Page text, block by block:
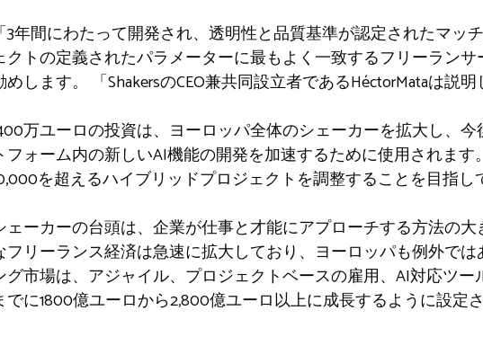
「3年間にわたって開発され、透明性と品質基準が認定されたマ
クトの定義されたパラメーターに最もよく一致するフリーラン
めします。
「ShakersのCEO兼共同設立者であるHéctorMataは説明
万ユーロの投資は、ヨーロッパ全体のシェーカーを拡大し、
フォーム内の新しいAI機能の開発を加速するために使用されま
を超えるハイブリッドプロジェクトを調整することを目指し
ェーカーの台頭は、企業が仕事と才能にアプローチする方法の
フリーランス経済は急速に拡大しており、ヨーロッパも例外で
グ市場は、アジャイル、プロジェクトベースの雇用、AI対応ツ
でに1800億ユーロから2,800億ユーロ以上に成長するように設定